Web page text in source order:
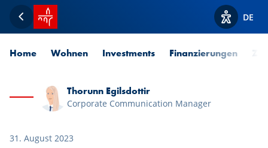
Zurück
Startseite SPUERKEESS
Optionen
DE
Home Wohnen Investments Finanzierungen
Thorunn Egilsdottir
Corporate Communication Manager
31. August 2023